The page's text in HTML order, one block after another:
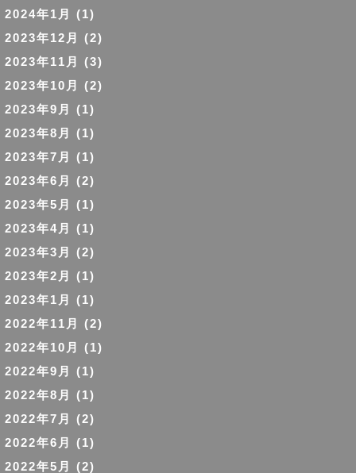
2024年1月
(1)
2023年12月
(2)
2023年11月
(3)
2023年10月
(2)
2023年9月
(1)
2023年8月
(1)
2023年7月
(1)
2023年6月
(2)
2023年5月
(1)
2023年4月
(1)
2023年3月
(2)
2023年2月
(1)
2023年1月
(1)
2022年11月
(2)
2022年10月
(1)
2022年9月
(1)
2022年8月
(1)
2022年7月
(2)
2022年6月
(1)
2022年5月
(2)